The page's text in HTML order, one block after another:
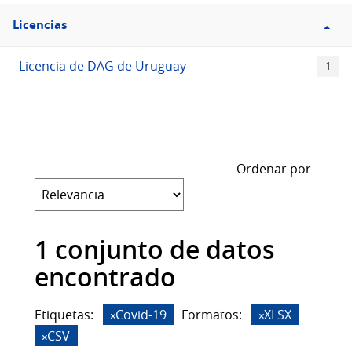
Filtro
Licencias
Licencias
Licencia de DAG de Uruguay 1
Ordenar por
1 conjunto de datos
encontrado
Etiquetas: Covid-19 Formatos:
XLSX
CSV